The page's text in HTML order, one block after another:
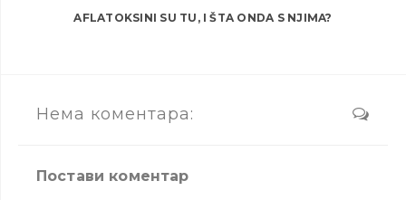
AFLATOKSINI SU TU, I ŠTA ONDA S NJIMA?
Нема коментара:
Постави коментар